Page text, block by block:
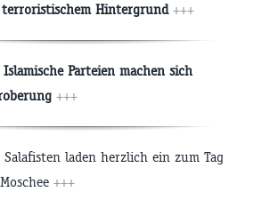
Hintergrund +++
Islamische Parteien machen sich
+++
Salafisten laden herzlich ein zum Tag
+++